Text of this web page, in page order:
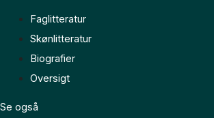
Faglitteratur
Skønlitteratur
Biografier
Oversigt
Se også